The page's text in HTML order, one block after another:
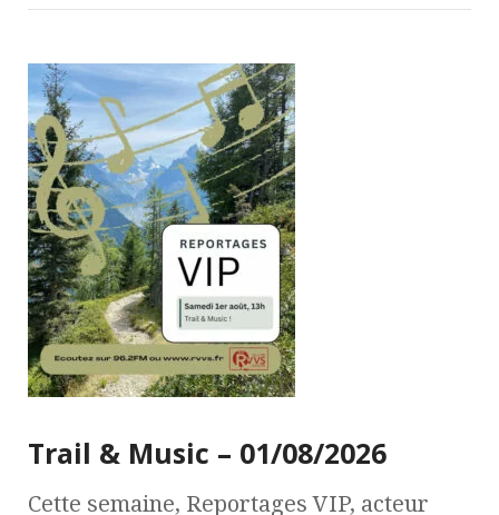
Trail & Music – 01/08/2026
Cette semaine, Reportages VIP, acteur